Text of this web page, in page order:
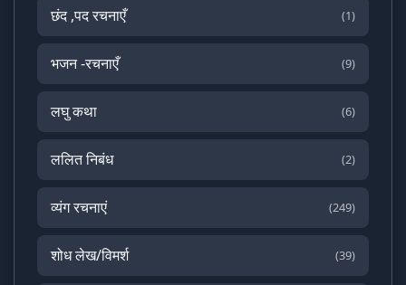
छंद ,पद रचनाएँ (1)
भजन -रचनाएँ (9)
लघु कथा (6)
ललित निबंध (2)
व्यंग रचनाएं (249)
शोध लेख/विमर्श (39)